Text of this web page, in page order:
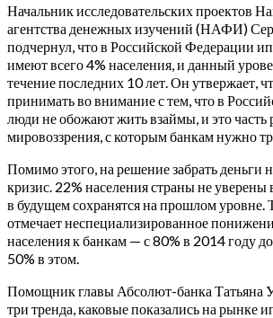
Начальник исследовательских проектов
агентства денежных изучений (НАФИ)
подчернул, что в Российской Федерации
имеют всего 4% населения, и данный
течение последних 10 лет. Он утвержает,
принимать во внимание с тем, что в
люди не обожают жить взаймы, и это часть
мировоззрения, с которым банкам нужно
Помимо этого, на решение забрать деньги
кризис. 22% населения страны не уверены
в будущем сохранятся на прошлом
отмечает неспециализированное
населения к банкам — с 80% в 2014 году
50% в этом.
Помощник главы Абсолют-банка Татьяна
три тренда, каковые показались на рынке